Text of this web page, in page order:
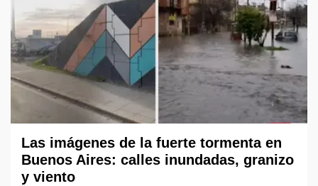
Las imágenes de la fuerte tormenta en
Buenos Aires: calles inundadas, granizo
y viento